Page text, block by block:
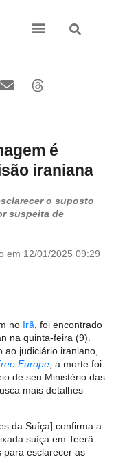
é
iraniana
o suposto
suspeita de
em 12/01/2025 09:29
no Irã , foi encontrado
na quinta-feira (9).
judiciário iraniano,
Europe , a morte foi
de seu Ministério das
mais detalhes
da Suíça] confirma a
suíça em Teerã
para esclarecer as